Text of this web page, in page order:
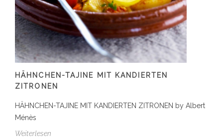
HÄHNCHEN-TAJINE MIT KANDIERTEN
ZITRONEN
HÄHNCHEN-TAJINE MIT KANDIERTEN ZITRONEN by Albert
Ménès
Weiterlesen